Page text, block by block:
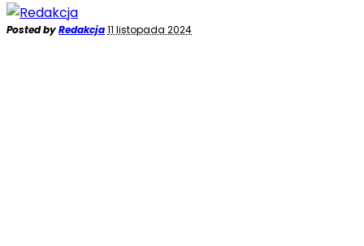
Posted byRedakcja11 listopada 2024